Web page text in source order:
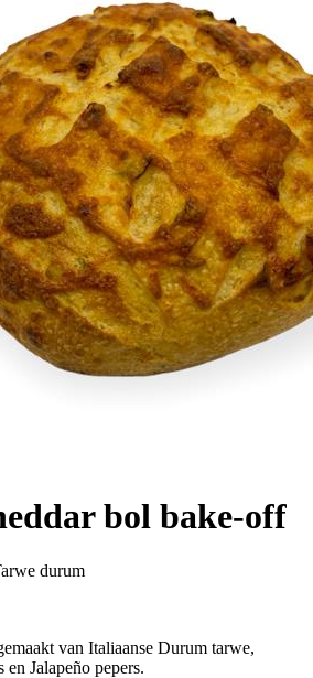
bol bake-off
durum
van Italiaanse Durum tarwe,
Jalapeño pepers.